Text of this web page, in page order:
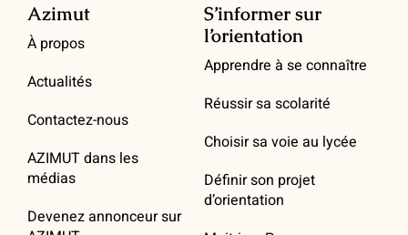
Azimut
À propos
Actualités
Contactez-nous
AZIMUT dans les
médias
Devenez annonceur sur
S’informer sur
l’orientation
Apprendre à se connaître
Réussir sa scolarité
Choisir sa voie au lycée
Définir son projet
d’orientation